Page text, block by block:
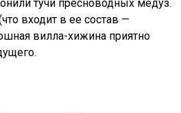
тучи пресноводных медуз.
входит в ее состав —
вилла-хижина приятно